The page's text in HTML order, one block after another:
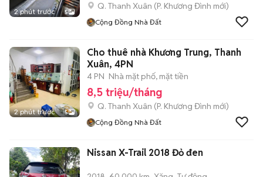
2 phút trước 5
Q. Thanh Xuân (P. Khương Đình mới)
Cộng Đồng Nhà Đất
2 phút trước 5
Cho thuê nhà Khương Trung, Thanh
Xuân, 4PN
4 PN Nhà mặt phố, mặt tiền
8,5 triệu/tháng
Q. Thanh Xuân (P. Khương Đình mới)
Cộng Đồng Nhà Đất
Nissan X-Trail 2018 Đỏ đen